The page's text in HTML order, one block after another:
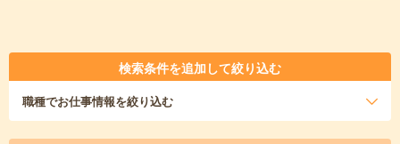
検索条件を追加して絞り込む
職種でお仕事情報を絞り込む